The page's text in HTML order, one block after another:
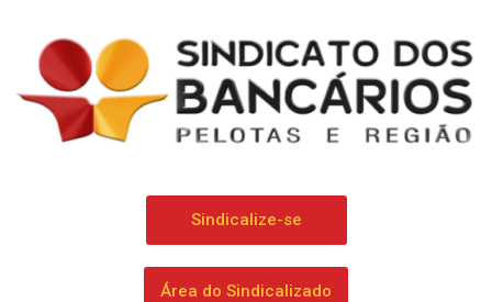
Sindicalize-se
Área do Sindicalizado